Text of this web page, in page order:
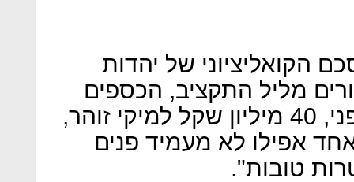
הקואליציוני של יהדות
מליל התקציב, הכספים
עפו באוויר. 80 מיליון שקל לגפני, 40 מיליון שקל למיקי זוהר,
אחד אפילו לא מעמיד פנים
טובות".